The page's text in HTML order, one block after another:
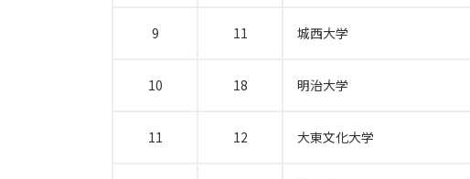
9 11 城西大学
10 18 明治大学
11 12 大東文化大学